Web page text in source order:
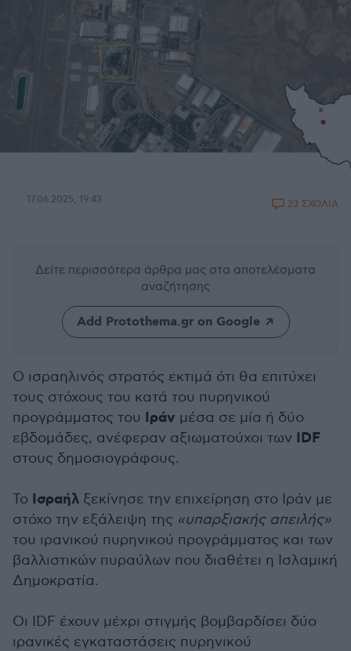
17.06.2025, 19:43 23 ΣΧΟΛΙΑ
Δείτε περισσότερα άρθρα μας στα αποτελέσματα
αναζήτησης
Add Protothema.gr on Google
Ο ισραηλινός στρατός εκτιμά ότι θα επιτύχει
τους στόχους του κατά του πυρηνικού
προγράμματος του Ιράν μέσα σε μία ή δύο
εβδομάδες, ανέφεραν αξιωματούχοι των IDF
στους δημοσιογράφους.
Το Ισραήλ ξεκίνησε την επιχείρηση στο Ιράν με
στόχο την εξάλειψη της «υπαρξιακής απειλής»
του ιρανικού πυρηνικού προγράμματος και των
βαλλιστικών πυραύλων που διαθέτει η Ισλαμική
Δημοκρατία.
Οι IDF έχουν μέχρι στιγμής βομβαρδίσει δύο
ιρανικές εγκαταστάσεις πυρηνικού